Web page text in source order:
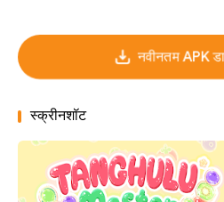
नवीनतम APK
स्क्रीनशॉट